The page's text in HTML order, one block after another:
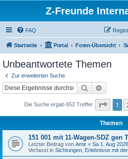
Z-Freunde
FAQ
Startseite Portal Foren-Übersicht
Unbeantwortete Themen
Zur erweiterten Suche
Suche
Die Suche ergab 652 Treffer Seite 1
1
Themen
151 001 mit 11-Wagen-SDZ gen
Letzter Beitrag von Amir « Sa 1. Aug
Verfasst in Sichtungen, Erlebnisse mit